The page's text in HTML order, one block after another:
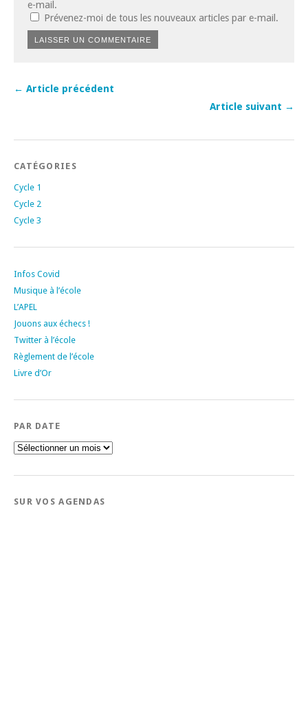
e-mail.
Prévenez-moi de tous les nouveaux articles par e-mail.
← Article précédent
Article suivant →
CATÉGORIES
Cycle 1
Cycle 2
Cycle 3
Infos Covid
Musique à l’école
L’APEL
Jouons aux échecs !
Twitter à l’école
Règlement de l’école
Livre d’Or
PAR DATE
Par
date
SUR VOS AGENDAS